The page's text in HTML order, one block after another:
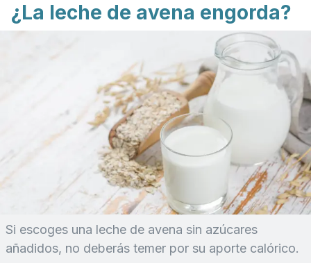
¿La leche de avena engorda?
Si escoges una leche de avena sin azúcares
añadidos, no deberás temer por su aporte calórico.